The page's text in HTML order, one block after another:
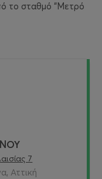
το σταθμό “Μετρό
7
Αττική